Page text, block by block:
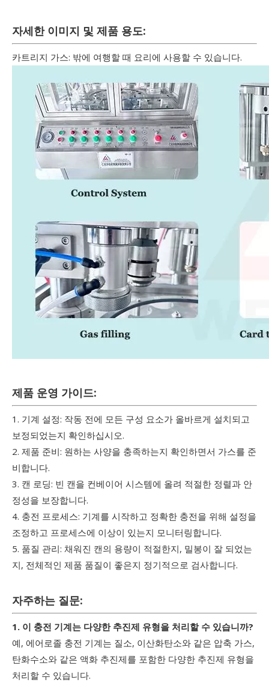
자세한 이미지 및 제품 용도:
카트리지 가스: 밖에 여행할 때 요리에 사용할 수 있습니다.
제품 운영 가이드:
1. 기계 설정: 작동 전에 모든 구성 요소가 올바르게 설치되고
보정되었는지 확인하십시오.
2. 제품 준비: 원하는 사양을 충족하는지 확인하면서 가스를 준
비합니다.
3. 캔 로딩: 빈 캔을 컨베이어 시스템에 올려 적절한 정렬과 안
정성을 보장합니다.
4. 충전 프로세스: 기계를 시작하고 정확한 충전을 위해 설정을
조정하고 프로세스에 이상이 있는지 모니터링합니다.
5. 품질 관리: 채워진 캔의 용량이 적절한지, 밀봉이 잘 되었는
지, 전체적인 제품 품질이 좋은지 정기적으로 검사합니다.
자주하는 질문:
1. 이 충전 기계는 다양한 추진제 유형을 처리할 수 있습니까?
예, 에어로졸 충전 기계는 질소, 이산화탄소와 같은 압축 가스,
탄화수소와 같은 액화 추진제를 포함한 다양한 추진제 유형을
처리할 수 있습니다.